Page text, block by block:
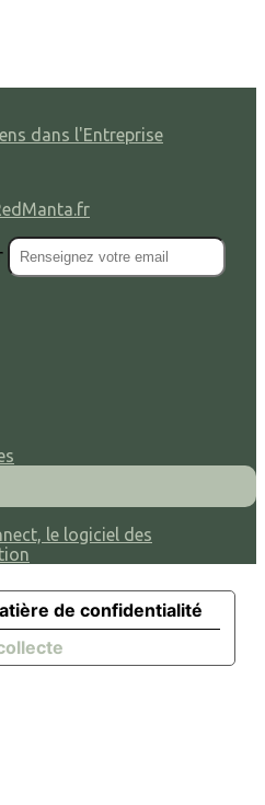
dans l'Entreprise
le logiciel des
de confidentialité